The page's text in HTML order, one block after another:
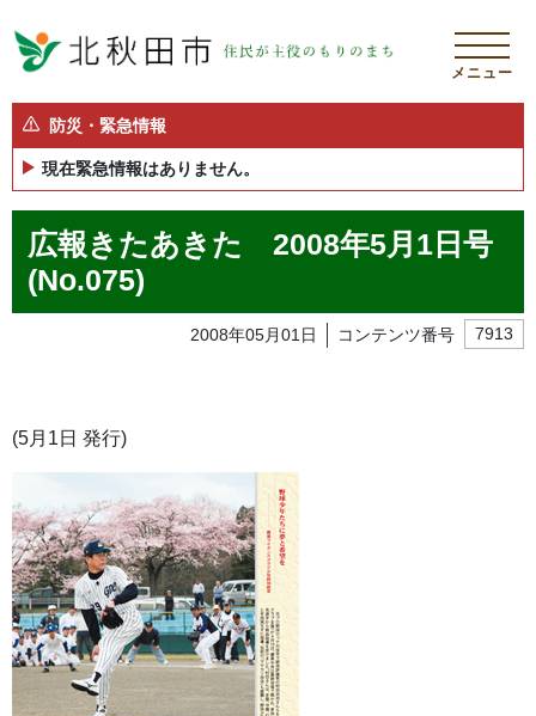
メニュー
防災・緊急情報
現在緊急情報はありません。
広報きたあきた 2008年5月1日号
(No.075)
2008年05月01日 コンテンツ番号 7913
(5月1日 発行)